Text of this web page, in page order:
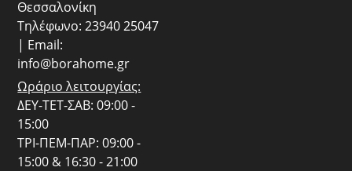
Θεσσαλονίκη
Τηλέφωνο: 23940 25047
| Email:
info@borahome.gr
Ωράριο λειτουργίας:
ΔΕΥ-ΤΕΤ-ΣΑΒ: 09:00 -
15:00
ΤΡΙ-ΠΕΜ-ΠΑΡ: 09:00 -
15:00 & 16:30 - 21:00